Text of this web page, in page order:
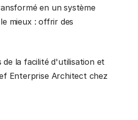
en un système
mieux : offrir des
la facilité d'utilisation et
Enterprise Architect chez